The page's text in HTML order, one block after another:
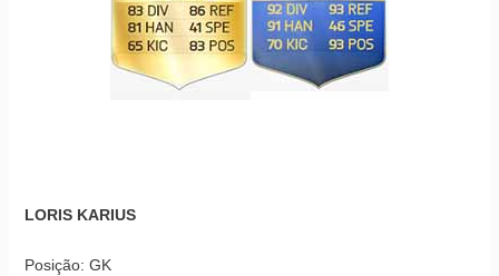
LORIS KARIUS
Posição: GK